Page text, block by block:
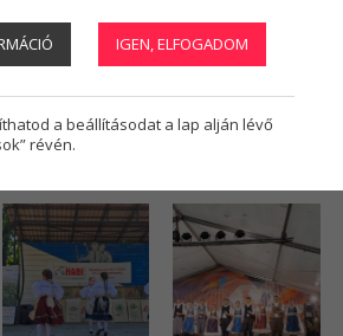
Táncegyüttes
IGEN, ELFOGADOM
a beállításodat a lap alján lévő
révén.